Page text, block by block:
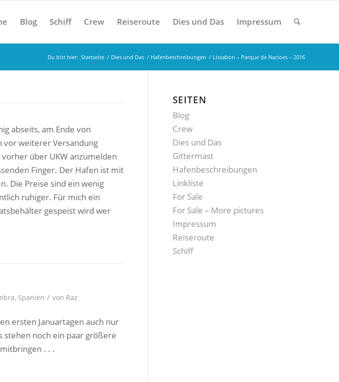
Blog Schiff Crew Reiseroute Dies und Das Impressum
Du bist hier: Startseite / Dies und Das / Hafenbeschreibungen / Lissabon – Parque de Nacioes – 2016
ig abseits, am Ende von
vor weiterer Versandung
über UKW anzumelden
Finger. Der Hafen ist mit
Die Preise sind ein wenig
ruhiger. Für mich ein
gespeist wird wer
, Spanien / von Raz
ersten Januartagen auch nur
stehen noch ein paar größere
. . .
SEITEN
Blog
Crew
Dies und Das
Gittermast
Hafenbeschreibungen
Linkliste
For Sale
For Sale – More pictures
Impressum
Reiseroute
Schiff